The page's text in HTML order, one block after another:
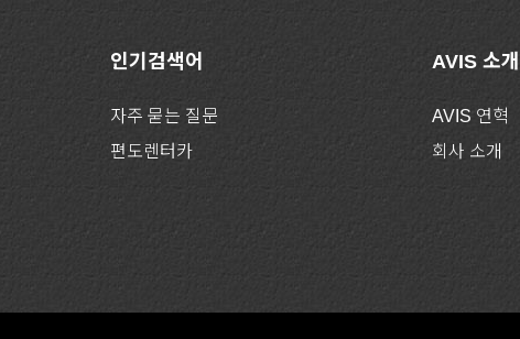
인기검색어
자주 묻는 질문
편도렌터카
AVIS 소개
AVIS 연혁
회사 소개